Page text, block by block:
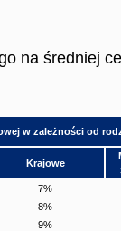
na średniej
w zależności od
Krajowe
7%
8%
9%